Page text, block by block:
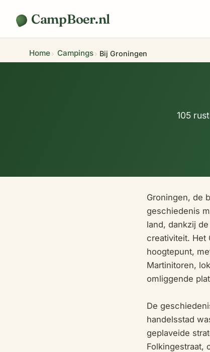
CampBoer.nl
Home Campings Bij Groningen
105
Groningen, de
geschiedenis
land, dankzij
creativiteit. Het
hoogtepunt,
Martinitoren,
omliggende
De
handelsstad
geplaveide
Folkingestraat,